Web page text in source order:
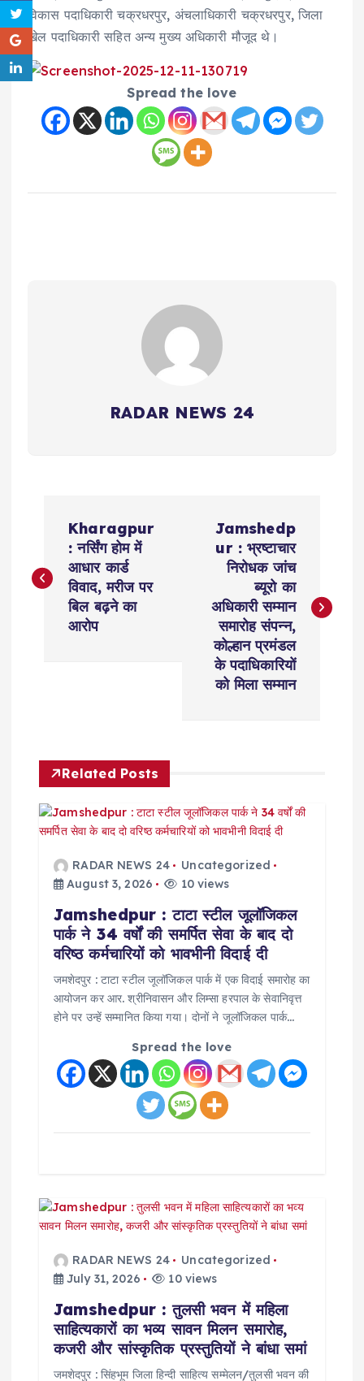
विकास पदाधिकारी चक्रधरपुर, अंचलाधिकारी चक्रधरपुर, जिला
खेल पदाधिकारी सहित अन्य मुख्य अधिकारी मौजूद थे।
Spread the love
RADAR NEWS 24
s
v
g
Kharagpur
: नर्सिंग होम में
आधार कार्ड
विवाद, मरीज पर
बिल बढ़ने का
आरोप
Jamshedp
ur : भ्रष्टाचार
निरोधक जांच
ब्यूरो का
अधिकारी सम्मान
समारोह संपन्न,
कोल्हान प्रमंडल
के पदाधिकारियों
को मिला सम्मान
Related Posts
RADAR NEWS 24
Uncategorized
August 3, 2026
10 views
Jamshedpur : टाटा स्टील जूलॉजिकल
पार्क ने 34 वर्षों की समर्पित सेवा के बाद दो
वरिष्ठ कर्मचारियों को भावभीनी विदाई दी
जमशेदपुर : टाटा स्टील जूलॉजिकल पार्क में एक विदाई समारोह का
आयोजन कर आर. श्रीनिवासन और लिम्सा हरपाल के सेवानिवृत्त
होने पर उन्हें सम्मानित किया गया। दोनों ने जूलॉजिकल पार्क…
Spread the love
RADAR NEWS 24
Uncategorized
July 31, 2026
10 views
Jamshedpur : तुलसी भवन में महिला
साहित्यकारों का भव्य सावन मिलन समारोह,
कजरी और सांस्कृतिक प्रस्तुतियों ने बांधा समां
जमशेदपुर : सिंहभूम जिला हिन्दी साहित्य सम्मेलन/तुलसी भवन की